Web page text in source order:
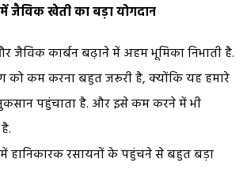
जैविक खेती का बड़ा योगदान
और जैविक कार्बन बढ़ाने में अहम भूमिका निभाती है.
को कम करना बहुत जरूरी है, क्योंकि यह हमारे
पहुंचाता है. और इसे कम करने में भी
हानिकारक रसायनों के पहुंचने से बहुत बड़ा